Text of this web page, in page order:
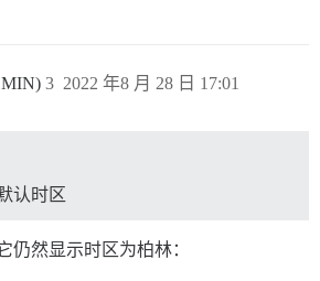
2022 年8 月 28 日 17:01
3
认时区
仍然显示时区为柏林：